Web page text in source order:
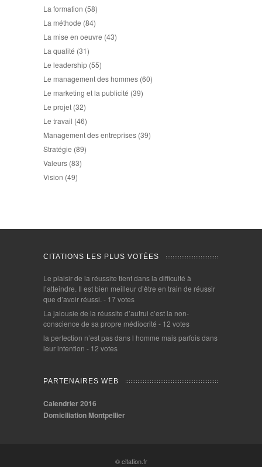
La formation (58)
La méthode (84)
La mise en oeuvre (43)
La qualité (31)
Le leadership (55)
Le management des hommes (60)
Le marketing et la publicité (39)
Le projet (32)
Le travail (46)
Management des entreprises (39)
Stratégie (89)
Valeurs (83)
Vision (49)
CITATIONS LES PLUS VOTÉES
Le plaisir de la réussite tient dans la difficulté à
l’atteindre. Il est bien meilleur d’être en train de réussir
que d’avoir réussi. - 17 votes
La jalousie de la réussite d’autrui c’est la non-
conscience de sa propre médiocrité - 12 votes
la perfection n’est pas dans l homme mais parfois dans
leur intention - 12 votes
PARTENAIRES WEB
Calendrier 2016
Domiciliation Montpellier
© citation.fr